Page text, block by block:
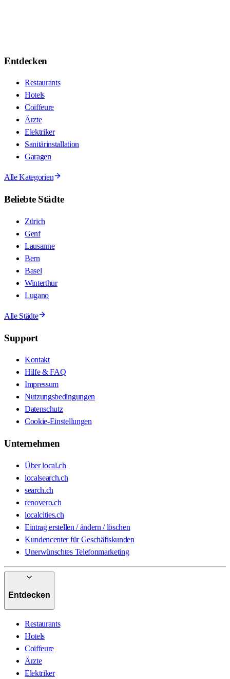
Entdecken
Restaurants
Hotels
Coiffeure
Ärzte
Elektriker
Sanitärinstallation
Garagen
Alle Kategorien
Beliebte Städte
Zürich
Genf
Lausanne
Bern
Basel
Winterthur
Lugano
Alle Städte
Support
Kontakt
Hilfe & FAQ
Impressum
Nutzungsbedingungen
Datenschutz
Cookie-Einstellungen
Unternehmen
Über local.ch
localsearch.ch
search.ch
renovero.ch
localcities.ch
Eintrag erstellen / ändern / löschen
Kundencenter für Geschäftskunden
Unerwünschtes Telefonmarketing
Entdecken
Restaurants
Hotels
Coiffeure
Ärzte
Elektriker